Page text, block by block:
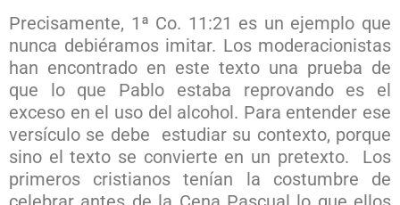
Precisamente, 1ª Co. 11:21 es un ejemplo que
nunca debiéramos imitar. Los moderacionistas
han encontrado en este texto una prueba de
que lo que Pablo estaba reprovando es el
exceso en el uso del alcohol. Para entender ese
versículo se debe estudiar su contexto, porque
sino el texto se convierte en un pretexto. Los
primeros cristianos tenían la costumbre de